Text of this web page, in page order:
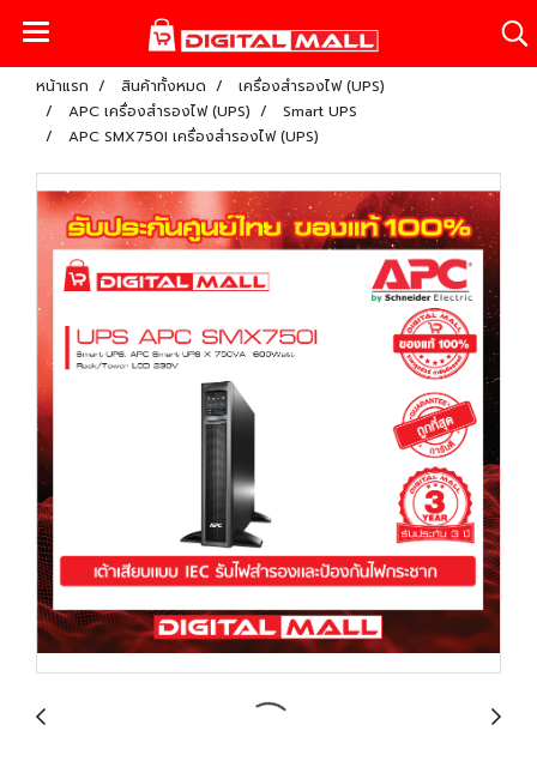
หน้าแรก สินค้าทั้งหมด
เครื่องสำรองไฟ (UPS)
APC เครื่องสำรองไฟ (UPS)
Smart UPS
APC SMX750I เครื่องสำรองไฟ (UPS)